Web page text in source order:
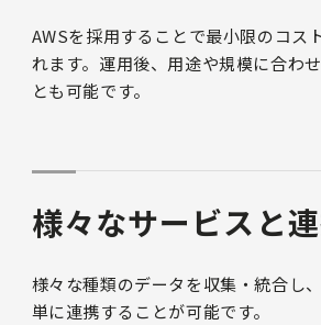
AWSを採用することで最小限のコス
れます。運用後、用途や規模に合わ
とも可能です。
様々なサービスと
様々な種類のデータを収集・統合し
単に連携することが可能です。